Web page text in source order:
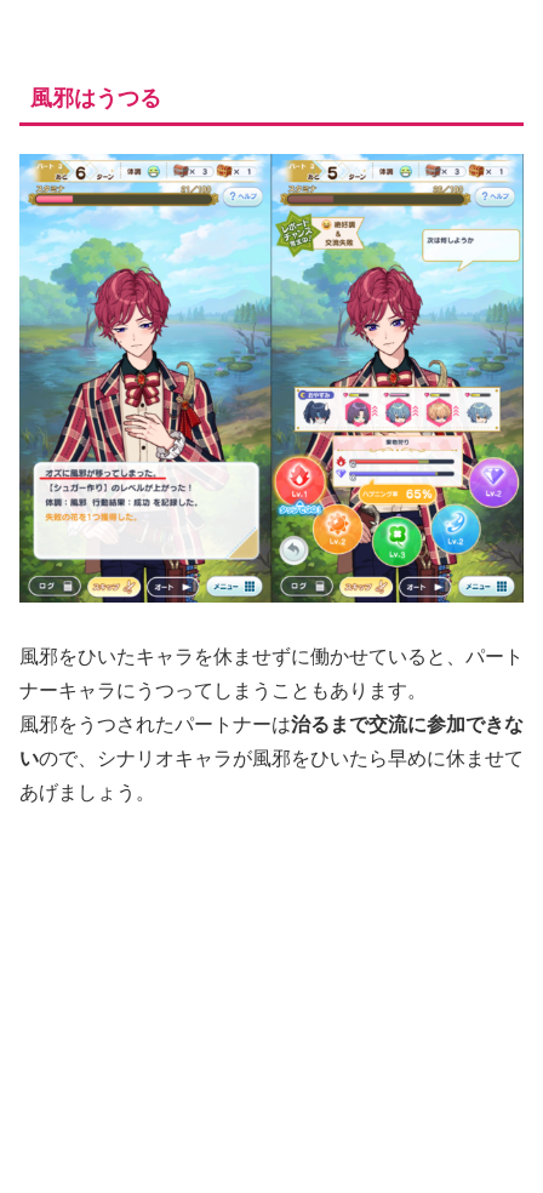
風邪はうつる
風邪をひいたキャラを休ませずに働かせていると、パート
ナーキャラにうつってしまうこともあります。
風邪をうつされたパートナーは治るまで交流に参加できな
いので、シナリオキャラが風邪をひいたら早めに休ませて
あげましょう。